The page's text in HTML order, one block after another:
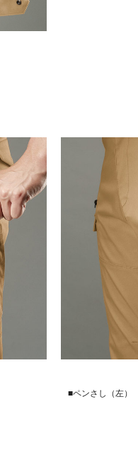
■ペンさし（左）